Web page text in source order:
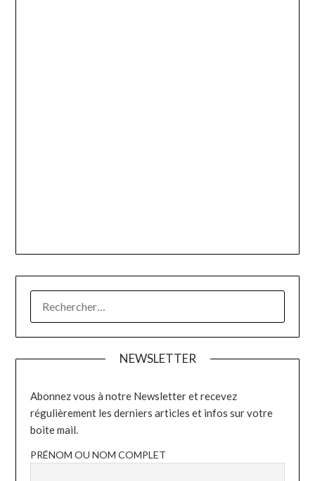
NEWSLETTER
Abonnez vous à notre Newsletter et recevez
régulièrement les derniers articles et infos sur votre
boite mail.
PRÉNOM OU NOM COMPLET